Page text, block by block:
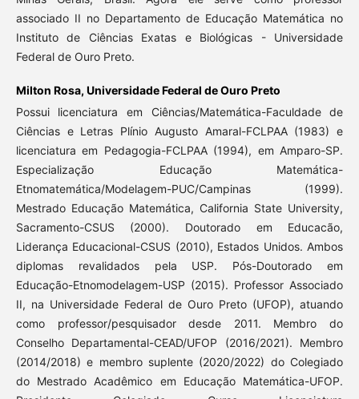
associado II no Departamento de Educação Matemática no
Instituto de Ciências Exatas e Biológicas - Universidade
Federal de Ouro Preto.
Milton Rosa, Universidade Federal de Ouro Preto
Possui licenciatura em Ciências/Matemática-Faculdade de
Ciências e Letras Plínio Augusto Amaral-FCLPAA (1983) e
licenciatura em Pedagogia-FCLPAA (1994), em Amparo-SP.
Especialização Educação Matemática-
Etnomatemática/Modelagem-PUC/Campinas (1999).
Mestrado Educação Matemática, California State University,
Sacramento-CSUS (2000). Doutorado em Educacão,
Liderança Educacional-CSUS (2010), Estados Unidos. Ambos
diplomas revalidados pela USP. Pós-Doutorado em
Educação-Etnomodelagem-USP (2015). Professor Associado
II, na Universidade Federal de Ouro Preto (UFOP), atuando
como professor/pesquisador desde 2011. Membro do
Conselho Departamental-CEAD/UFOP (2016/2021). Membro
(2014/2018) e membro suplente (2020/2022) do Colegiado
do Mestrado Acadêmico em Educação Matemática-UFOP.